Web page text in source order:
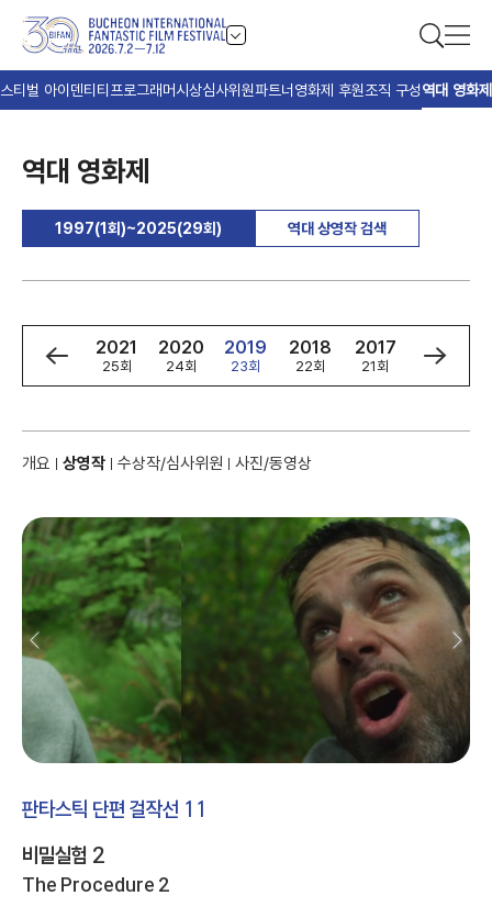
티벌 아이덴티티 프로그래머시상심사위원파트너 영화제 후원조직 구성역대 영화제
역대 영화제
1997(1회)~2025(29회) 역대 상영작 검색
2022
26회
2021
25회
2020
24회
2019
23회
2018
22회
2017
21회
2016
20회
개요 상영작 수상작/심사위원 사진/동영상
판타스틱 단편 걸작선 11
비밀실험 2
The Procedure 2